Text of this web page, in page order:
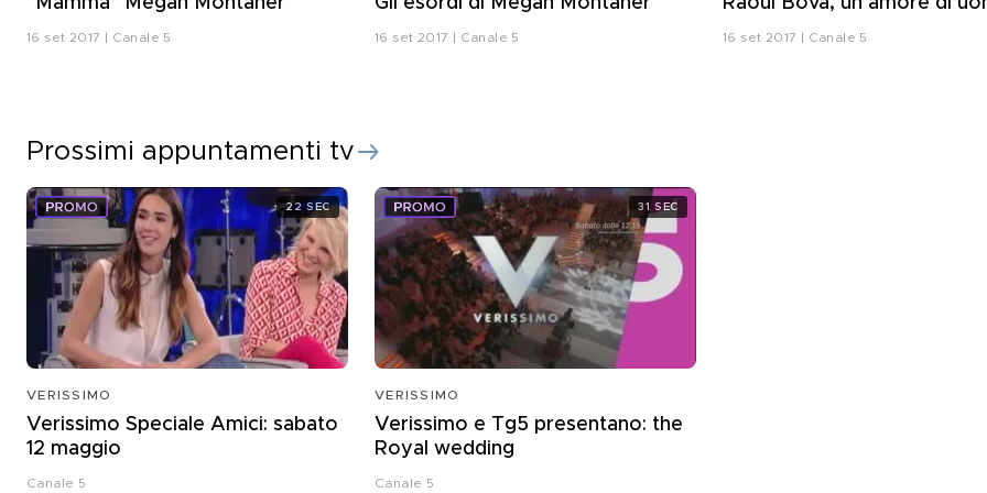
16 set 2017 | Canale 5 16 set 2017 | Canale 5 16 set 2017 | Canale 5
Prossimi appuntamenti tv
VERISSIMO
Verissimo Speciale Amici: sabato
12 maggio
Canale 5
22 SEC
VERISSIMO
Verissimo e Tg5 presentano: the
Royal wedding
Canale 5
31 SEC